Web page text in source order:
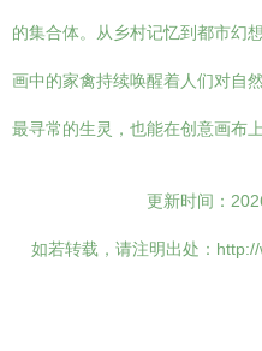
的集合体。从乡村记忆到都市幻
画中的家禽持续唤醒着人们对自
最寻常的生灵，也能在创意画布
更新时间：
如若转载，请注明出处：